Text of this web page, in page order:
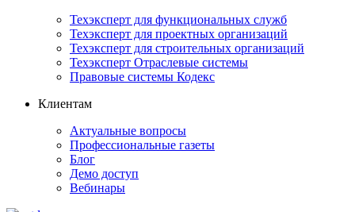
Техэксперт для функциональных служб
Техэксперт для проектных организаций
Техэксперт для строительных организаций
Техэксперт Отраслевые системы
Правовые системы Кодекс
Клиентам
Актуальные вопросы
Профессиональные газеты
Блог
Демо доступ
Вебинары